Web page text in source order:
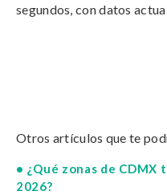
segundos, con datos
Otros artículos que te
• ¿Qué zonas de
2026?